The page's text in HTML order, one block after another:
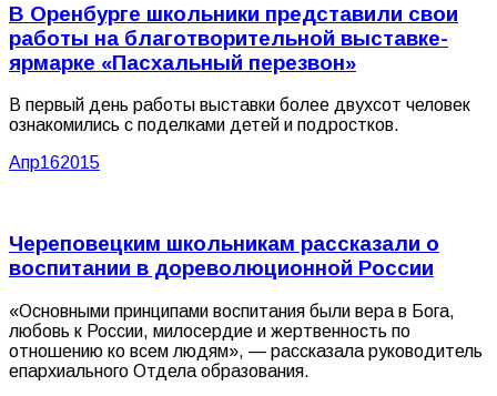
В Оренбурге школьники представили свои
работы на благотворительной выставке-
ярмарке «Пасхальный перезвон»
В первый день работы выставки более двухсот человек
ознакомились с поделками детей и подростков.
Апр162015
Череповецким школьникам рассказали о
воспитании в дореволюционной России
«Основными принципами воспитания были вера в Бога,
любовь к России, милосердие и жертвенность по
отношению ко всем людям», — рассказала руководитель
епархиального Отдела образования.